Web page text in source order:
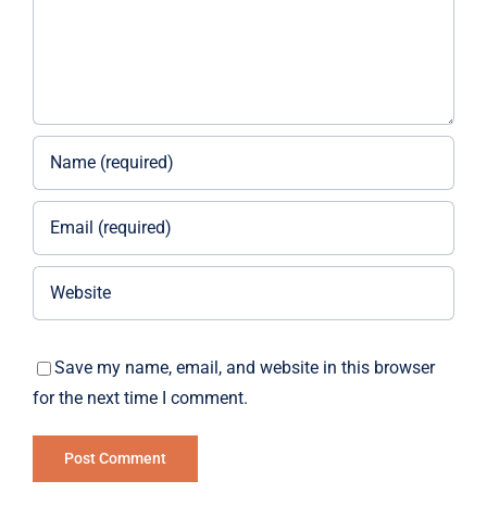
Save my name, email, and website in this browser
for the next time I comment.